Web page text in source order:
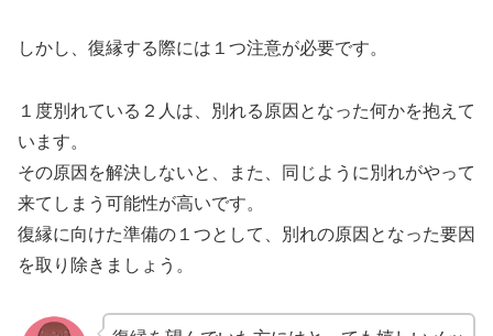
しかし、復縁する際には１つ注意が必要です。
１度別れている２人は、別れる原因となった何かを抱えて
います。
その原因を解決しないと、また、同じように別れがやって
来てしまう可能性が高いです。
復縁に向けた準備の１つとして、別れの原因となった要因
を取り除きましょう。